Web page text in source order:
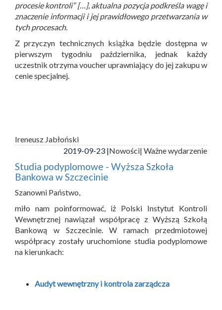
procesie kontroli” […], aktualna pozycja podkreśla wagę i
znaczenie informacji i jej prawidłowego przetwarzania w
tych procesach.
Z przyczyn technicznych książka będzie dostępna w
pierwszym tygodniu października, jednak każdy
uczestnik otrzyma voucher uprawniający do jej zakupu w
cenie specjalnej.
Ireneusz Jabłoński
2019-09-23 |Nowości| Ważne wydarzenie
Studia podyplomowe - Wyższa Szkoła
Bankowa w Szczecinie
Szanowni Państwo,
miło nam poinformować, iż Polski Instytut Kontroli
Wewnętrznej nawiązał współpracę z Wyższą Szkołą
Bankową w Szczecinie. W ramach przedmiotowej
współpracy zostały uruchomione studia podyplomowe
na kierunkach:
Audyt wewnętrzny i kontrola zarządcza